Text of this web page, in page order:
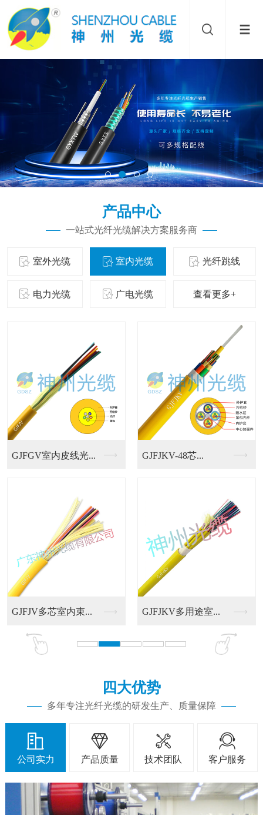
产品中心
一站式光纤光缆解决方案服务商
室外光缆 室内光缆 光纤跳线
电力光缆 广电光缆 查看更多+
单模光纤跳线 多模光纤跳线
四大优势
多年专注光纤光缆的研发生产、质量保障

公司实力

产品质量

技术团队

客户服务